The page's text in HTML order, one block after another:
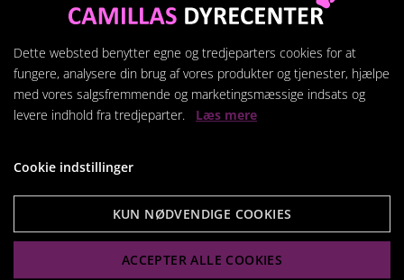
Christopherus Vegetatian
- Crunchy Snack æble
Vis produkt
Dette websted benytter egne og tredjeparters cookies for at
fungere, analysere din brug af vores produkter og tjenester, hjælpe
med vores salgsfremmende og marketingsmæssige indsats og
levere indhold fra tredjeparter. Læs mere
Cookie indstillinger
KUN NØDVENDIGE COOKIES
ACCEPTER ALLE COOKIES